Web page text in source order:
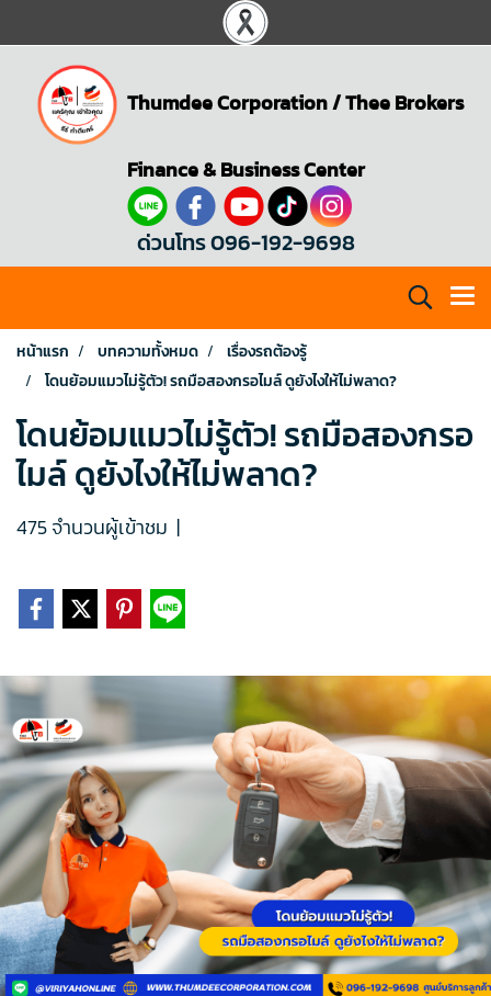
Thumdee Corporation/Thee Brokers
Finance & Business Center
ด่วนโทร 096-192-9698
หน้าแรก บทความทั้งหมด
เรื่องรถต้องรู้
โดนย้อมแมวไม่รู้ตัว! รถมือสองกรอไมล์ ดูยังไงให้ไม่พลาด?
โดนย้อมแมวไม่รู้ตัว! รถมือสองกรอ
ไมล์ ดูยังไงให้ไม่พลาด?
475 จำนวนผู้เข้าชม |